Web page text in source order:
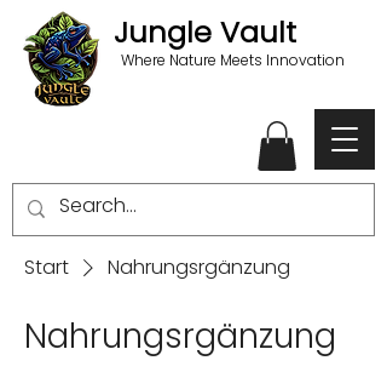
Jungle Vault
Where Nature Meets Innovation
Start Nahrungsrgänzung
Nahrungsrgänzung